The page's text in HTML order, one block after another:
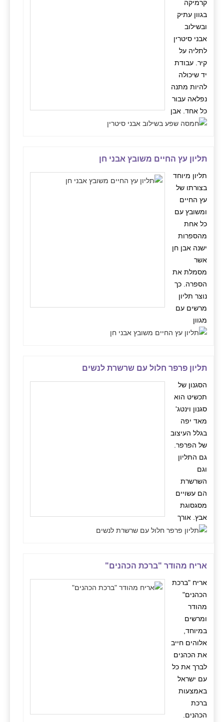
קרמיקה
בגוון עתיק
ובשילוב
אבני סיטרין
לתליה על
קיר. עבודת
יד שיכולה
להיות מתנה
נפלאה עבור
כל אחד. אבן
תליון עץ החיים משובץ אבני חן
תליון מיוחד
בצורתו של
עץ החיים
ומשובץ עם
כל אחת
מהספרות
ישנה אבן חן
אשר
מסמלת את
הספרה. כך
נוצר תליון
מרשים עם
מגוון
תליון פרפר חלול עם שרשרת לנשים
הסגנון של
תכשיט הוא
סגנון וינטג'
מאד יפה
בגלל העיצוב
של הפרפר.
גם התליון
וגם
השרשרת
הם עשויים
מסגסוגת
אבץ. אורך
אריח מהודר "ברכת הכהנים"
אריח "ברכת
הכהנים"
מהודר
ומרשים
במיוחד,
אלוהים חייב
את הכהנים
לברך את כל
עם ישראל
באמצעות
ברכת
הכהנים.